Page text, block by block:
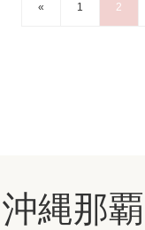
« 1 2
沖縄那